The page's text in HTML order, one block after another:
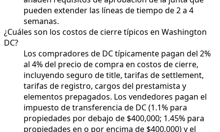
pueden extender las líneas de tiempo de 2 a 4
semanas.
¿Cuáles son los costos de cierre típicos en Washington
DC?
Los compradores de DC típicamente pagan del 2%
al 4% del precio de compra en costos de cierre,
incluyendo seguro de title, tarifas de settlement,
tarifas de registro, cargos del prestamista y
elementos prepagados. Los vendedores pagan el
impuesto de transferencia de DC (1.1% para
propiedades por debajo de $400,000; 1.45% para
propiedades en o por encima de $400,000) y el